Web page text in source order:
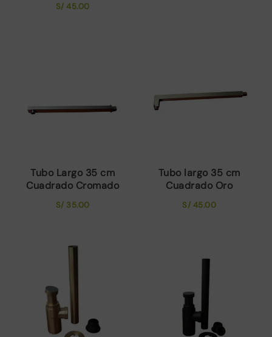
S/ 45.00
Tubo Largo 35 cm
Cuadrado Cromado
S/ 35.00
Tubo largo 35 cm
Cuadrado Oro
S/ 45.00